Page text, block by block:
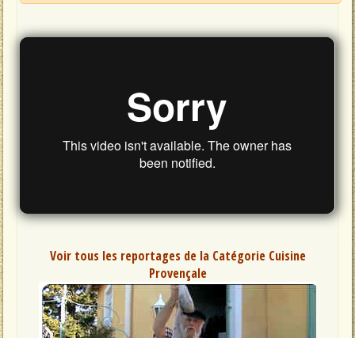
Voir tous les reportages de la Catégorie Cuisine
Provençale